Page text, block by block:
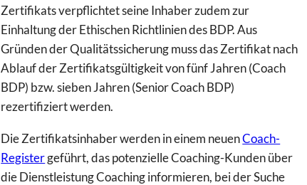
Zertifikats verpflichtet seine Inhaber zudem zur
Einhaltung der Ethischen Richtlinien des BDP. Aus
Gründen der Qualitätssicherung muss das Zertifikat nach
Ablauf der Zertifikatsgültigkeit von fünf Jahren (Coach
BDP) bzw. sieben Jahren (Senior Coach BDP)
rezertifiziert werden.
Die Zertifikatsinhaber werden in einem neuenCoach-
Registergeführt, das potenzielle Coaching-Kunden über
die Dienstleistung Coaching informieren, bei der Suche